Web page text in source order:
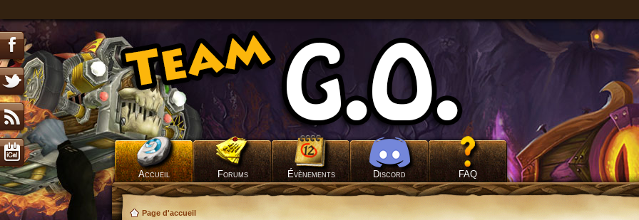
Accueil Forums Évènements Discord FAQ
Page d'accueil